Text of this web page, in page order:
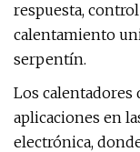
respuesta,
calentamiento
serpentín.
Los calentadores
aplicaciones en
electrónica,